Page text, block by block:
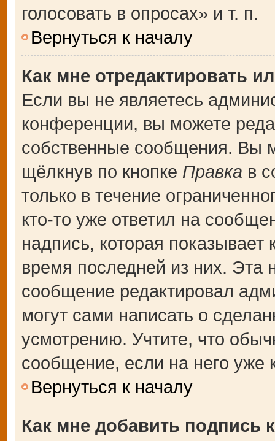
голосовать в опросах» и т. п.
Вернуться к началу
Как мне отредактировать
Если вы не являетесь
конференции, вы можете
собственные сообщения. Вы
щёлкнув по кнопке Правка в
только в течение
кто-то уже ответил на
надпись, которая показывает
время последней из них. Эта
сообщение редактировал
могут сами написать о
усмотрению. Учтите, что
сообщение, если на него уже
Вернуться к началу
Как мне добавить подпись